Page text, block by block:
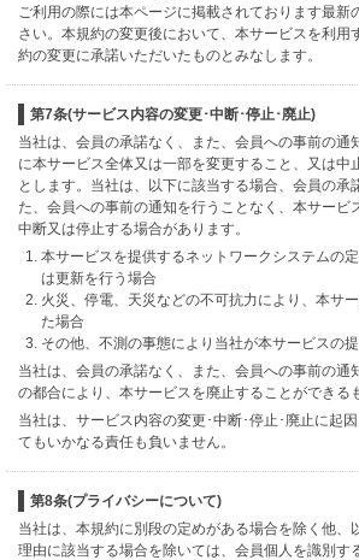
ご利用の際には本ページに掲載されております最新
さい。本規約の変更後において、本サービスを利用
約の変更に承諾いただいたものとみなします。
第7条(サービス内容の変更･中断･停止･廃止)
当社は、会員の承諾なく、また、会員への事前の通
に本サービス全体又は一部を変更すること、又は中
とします。当社は、以下に該当する場合、会員の承
た、会員への事前の通知を行うことなく、本サービ
中断又は停止する場合があります。
本サービスを提供するネットワークシステムの
は更新を行う場合
火災、停電、天災などの不可抗力により、本サ
た場合
その他、不測の事態により当社が本サービスの
当社は、会員の承諾なく、また、会員への事前の通
の都合により、本サービスを廃止することができる
当社は、サービス内容の変更･中断･停止･廃止に起
てもいかなる責任も負いません。
第8条(プライバシーについて)
当社は、本規約に別段の定めがある場合を除く他、
理由に該当する場合を除いては、会員個人を識別す